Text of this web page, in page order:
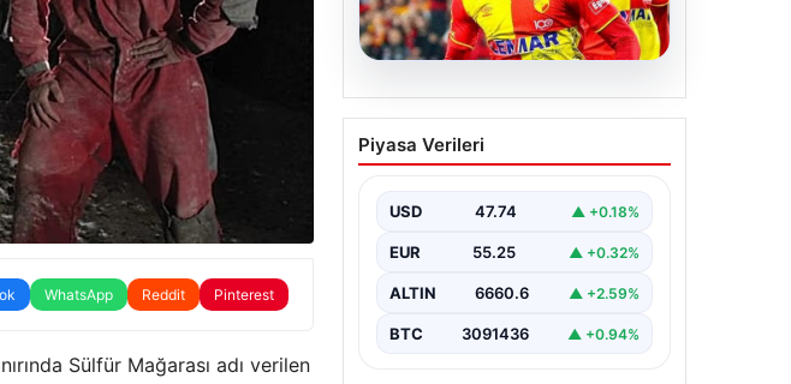
WhatsApp Reddit Pinterest
Sülfür Mağarası adı verilen
07.08.2026
Göztepe para basacak!
Yine dev satış geliyor
Piyasa Verileri
USD 47.74 ▲ +0.18%
EUR 55.25 ▲ +0.32%
ALTIN 6660.6 ▲ +2.59%
BTC 3091436 ▲ +0.94%